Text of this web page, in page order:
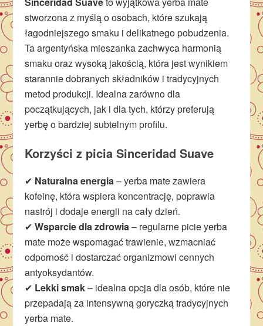
stworzona z myślą o osobach, które szukają
łagodniejszego smaku i delikatnego pobudzenia.
Ta argentyńska mieszanka zachwyca harmonią
smaku oraz wysoką jakością, która jest wynikiem
starannie dobranych składników i tradycyjnych
metod produkcji. Idealna zarówno dla
początkujących, jak i dla tych, którzy preferują
yerbę o bardziej subtelnym profilu.
Korzyści z picia Sinceridad Suave
✔ Naturalna energia– yerba mate zawiera
kofeinę, która wspiera koncentrację, poprawia
nastrój i dodaje energii na cały dzień.
✔Wsparcie dla zdrowia– regularne picie yerba
mate może wspomagać trawienie, wzmacniać
odporność i dostarczać organizmowi cennych
antyoksydantów.
✔ Lekki smak– idealna opcja dla osób, które nie
przepadają za intensywną goryczką tradycyjnych
yerba mate.